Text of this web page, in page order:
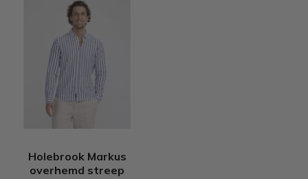
Holebrook Markus
overhemd streep